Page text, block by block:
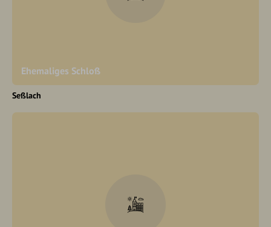
Ehemaliges Schloß
Seßlach